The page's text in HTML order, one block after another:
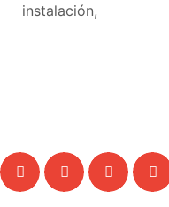
instalación,